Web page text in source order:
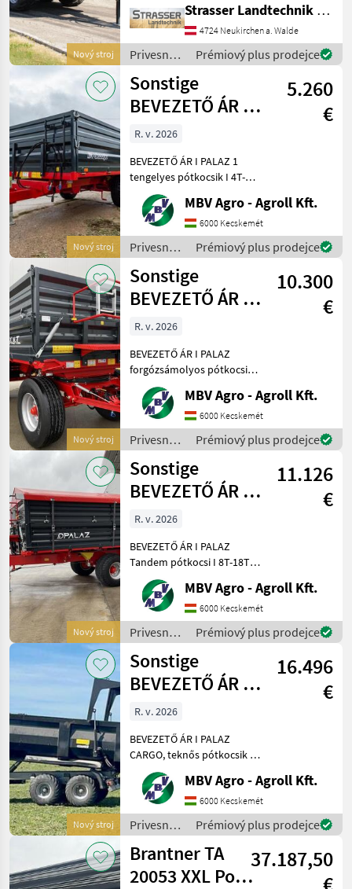
Nový stroj
doppelter Anzahl an
Versteifungen unten -
Schotterklappe 400mm
(Pendelbordwand oben mit
erhöhtem Dr
Strasser Landtechnik GmbH
4724 Neukirchen a. Walde
Privesné
vozíky /
Pühringer
Prémiový plus prodejce
Nový stroj
Sonstige
BEVEZETŐ ÁR I
PALAZ 1
tengelyes
pótkocsik I 4T-8
5.260
€
R. v. 2026
BEVEZETŐ ÁR I PALAZ 1
tengelyes pótkocsik I 4T-8T
Ha PALAZ akkor kizárólag
az MBV AGRO! Vásároljon
közvetlenül az importőrtől,
a régió legnagyobb PALAZ
kereskedőitő
MBV Agro - Agroll Kft.
6000 Kecskemét
Privesné
vozíky /
Sonstige
Prémiový plus prodejce
Nový stroj
Sonstige
BEVEZETŐ ÁR I
PALAZ
forgózsámolyos
pótkocsik I 8
10.300
€
R. v. 2026
BEVEZETŐ ÁR I PALAZ
forgózsámolyos pótkocsik I
8T-18T Ha PALAZ akkor
kizárólag az MBV AGRO!
Vásároljon közvetlenül az
importőrtől, a régió
legnagyobb PALAZ
keresked
MBV Agro - Agroll Kft.
6000 Kecskemét
Privesné
vozíky /
Sonstige
Prémiový plus prodejce
Nový stroj
Sonstige
BEVEZETŐ ÁR I
PALAZ Tandem
pótkocsi I 8T-18T
11.126
€
R. v. 2026
BEVEZETŐ ÁR I PALAZ
Tandem pótkocsi I 8T-18T
Ha PALAZ akkor kizárólag
az MBV AGRO! Vásároljon
közvetlenül az importőrtől,
a régió legnagyobb PALAZ
kereskedőitől. Az
MBV Agro - Agroll Kft.
6000 Kecskemét
Privesné
vozíky /
Sonstige
Prémiový plus prodejce
Nový stroj
Sonstige
BEVEZETŐ ÁR I
PALAZ CARGO,
teknős
pótkocsik I 1
16.496
€
R. v. 2026
BEVEZETŐ ÁR I PALAZ
CARGO, teknős pótkocsik I
12-18T I 2 tengely Ha PALAZ
akkor kizárólag az MBV
AGRO! Vásároljon
közvetlenül az importőrtől,
a régió legnagyobb PA
MBV Agro - Agroll Kft.
6000 Kecskemét
Privesné
vozíky /
Sonstige
Prémiový plus prodejce
Brantner TA
20053 XXL Power
37.187,50